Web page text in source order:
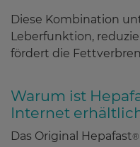
Diese Kombination
Leberfunktion,
fördert die
Warum ist
Internet
Das Original Hepafast®